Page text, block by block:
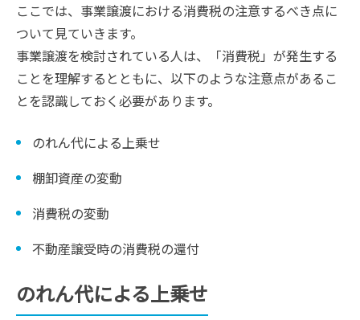
ここでは、事業譲渡における消費税の注意するべき点に
ついて見ていきます。
事業譲渡を検討されている人は、「消費税」が発生する
ことを理解するとともに、以下のような注意点があるこ
とを認識しておく必要があります。
のれん代による上乗せ
棚卸資産の変動
消費税の変動
不動産譲受時の消費税の還付
のれん代による上乗せ